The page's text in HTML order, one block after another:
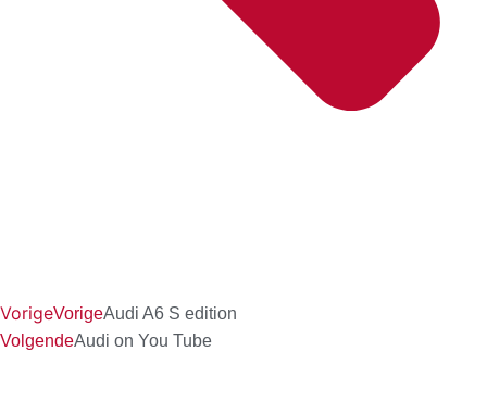
VorigeVorigeAudi A6 S edition
VolgendeAudi on You Tube